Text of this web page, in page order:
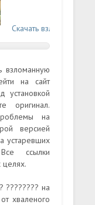
Скачать взломанную
взломанную
на сайт
установкой
оригинал.
на
версией
устаревших
ссылки
целях.
???????? на
хваленого